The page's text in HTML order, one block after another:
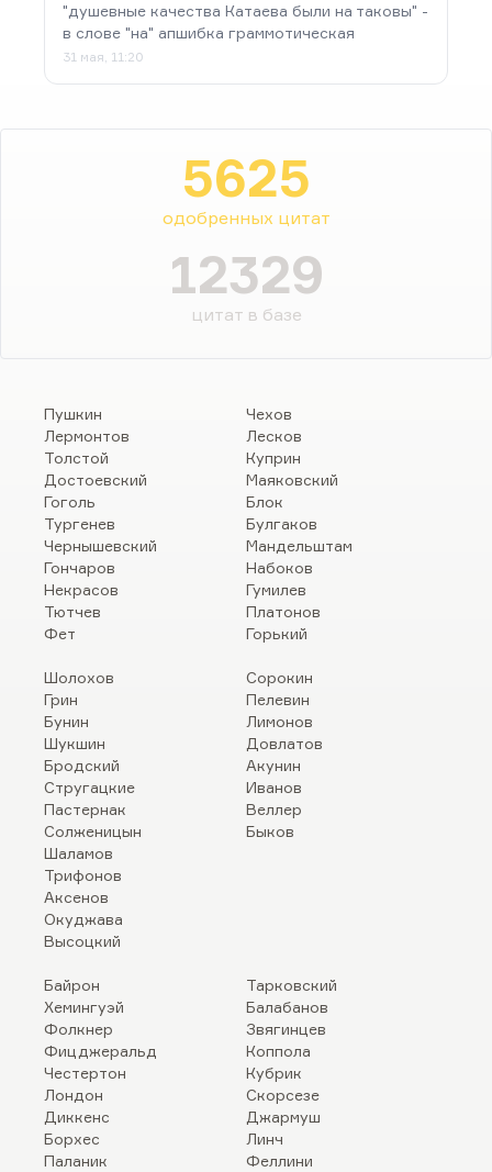
"душевные качества Катаева были на таковы" -
в слове "на" апшибка граммотическая
31 мая, 11:20
5625
одобренных цитат
12329
цитат в базе
Пушкин
Лермонтов
Толстой
Достоевский
Гоголь
Тургенев
Чернышевский
Гончаров
Некрасов
Тютчев
Фет
Чехов
Лесков
Куприн
Маяковский
Блок
Булгаков
Мандельштам
Набоков
Гумилев
Платонов
Горький
Шолохов
Грин
Бунин
Шукшин
Бродский
Стругацкие
Пастернак
Солженицын
Шаламов
Трифонов
Аксенов
Окуджава
Высоцкий
Сорокин
Пелевин
Лимонов
Довлатов
Акунин
Иванов
Веллер
Быков
Байрон
Хемингуэй
Фолкнер
Фицджеральд
Честертон
Лондон
Диккенс
Борхес
Паланик
Тарковский
Балабанов
Звягинцев
Коппола
Кубрик
Скорсезе
Джармуш
Линч
Феллини